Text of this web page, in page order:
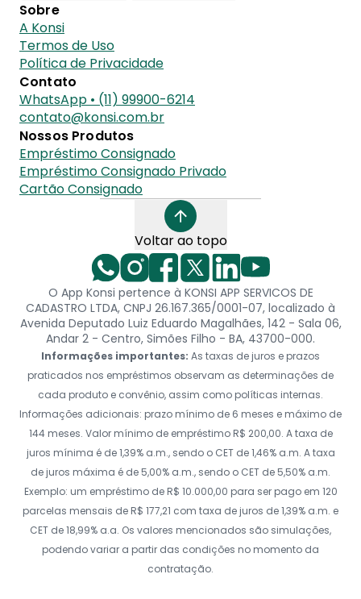
Sobre
A Konsi
Termos de Uso
Política de Privacidade
Contato
WhatsApp • (11) 99900-6214
contato@konsi.com.br
Nossos Produtos
Empréstimo Consignado
Empréstimo Consignado Privado
Cartão Consignado
Voltar ao topo
O App Konsi pertence à KONSI APP SERVICOS DE
CADASTRO LTDA, CNPJ 26.167.365/0001-07, localizado à
Avenida Deputado Luiz Eduardo Magalhães, 142 - Sala 06,
Andar 2 - Centro, Simões Filho - BA, 43700-000.
Informações importantes: As taxas de juros e prazos
praticados nos empréstimos observam as determinações de
cada produto e convênio, assim como políticas internas.
Informações adicionais: prazo mínimo de 6 meses e máximo de
144 meses. Valor mínimo de empréstimo R$ 200,00. A taxa de
juros mínima é de 1,39% a.m., sendo o CET de 1,46% a.m. A taxa
de juros máxima é de 5,00% a.m., sendo o CET de 5,50% a.m.
Exemplo: um empréstimo de R$ 10.000,00 para ser pago em 120
parcelas mensais de R$ 177,21 com taxa de juros de 1,39% a.m. e
CET de 18,99% a.a. Os valores mencionados são simulações,
podendo variar a partir das condições no momento da
contratação.